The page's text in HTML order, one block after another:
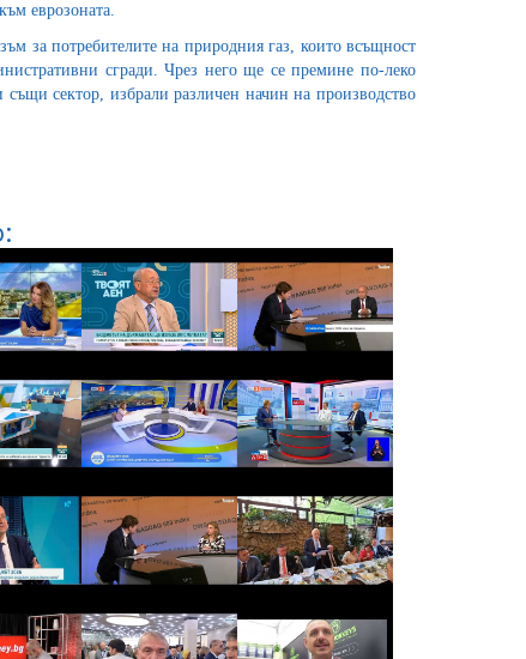
еврозоната.
за потребителите на природния газ, които всъщност
сгради. Чрез него ще се премине по-леко
сектор, избрали различен начин на производство